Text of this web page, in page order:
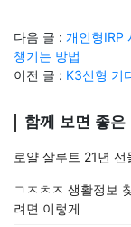
다음 글 : 개인형IRP
챙기는 방법
이전 글 : K3신형 기
함께 보면 좋은
로얄 살루트 21년
ㄱㅈㅊㅈ 생활정보
려면 이렇게